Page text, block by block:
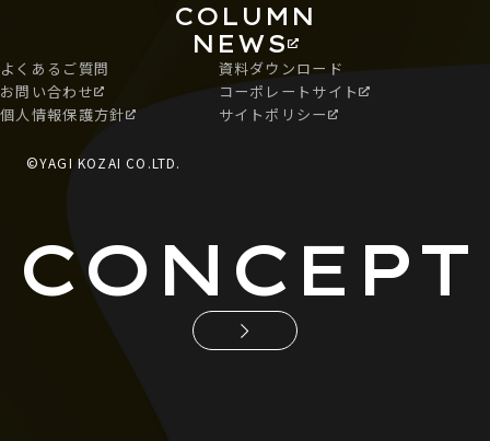
COLUMN
NEWS
よくあるご質問
資料ダウンロード
お問い合わせ
コーポレートサイト
個人情報保護方針
サイトポリシー
©YAGI KOZAI CO.LTD.
CONCEPT